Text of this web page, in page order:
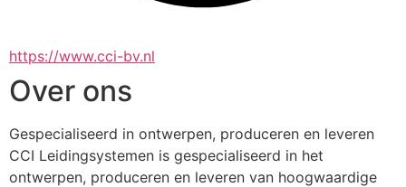
https://www.cci-bv.nl
Over ons
Gespecialiseerd in ontwerpen, produceren en leveren
CCI Leidingsystemen is gespecialiseerd in het
ontwerpen, produceren en leveren van hoogwaardige